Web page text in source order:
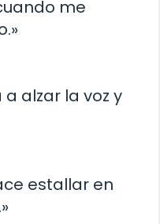
me
alzar la voz y
estallar en